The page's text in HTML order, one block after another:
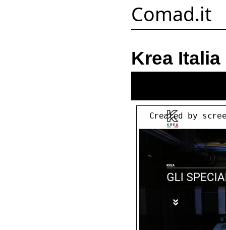
Comad.it
Krea Italia